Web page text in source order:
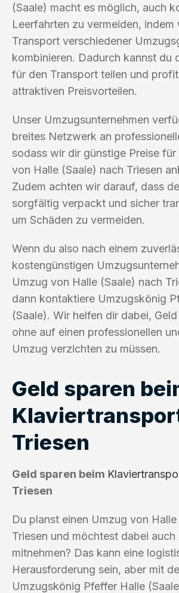
(Saale) macht es möglich, auch
Leerfahrten zu vermeiden, indem
Transport verschiedener
kombinieren. Dadurch kannst du
für den Transport teilen und
attraktiven Preisvorteilen.
Unser Umzugsunternehmen
breites Netzwerk an
sodass wir dir günstige Preise
von Halle (Saale) nach Triesen
Zudem achten wir darauf, dass
sorgfältig verpackt und sicher
um Schäden zu vermeiden.
Wenn du also nach einem
kostengünstigen
Umzug von Halle (Saale) nach
dann kontaktiere Umzugskönig
(Saale). Wir helfen dir dabei,
ohne auf einen professionellen
Umzug verzichten zu müssen.
Geld sparen
Triesen
Geld sparen beim
Triesen
Du planst einen Umzug von
Triesen und möchtest dabei auch
mitnehmen? Das kann eine
Herausforderung sein, aber mit
Umzugskönig Pfeffer Halle